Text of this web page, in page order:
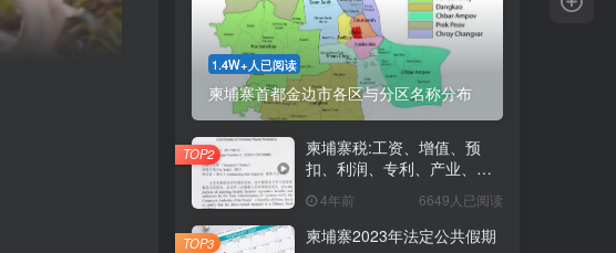
1.4W+人已阅读
柬埔寨首都金边市各区与分区名称分布
柬埔寨税:工资、增值、预
扣、利润、专利、产业、注
4年前 6649人已阅读
TOP2
柬埔寨2023年法定公共假期
TOP3